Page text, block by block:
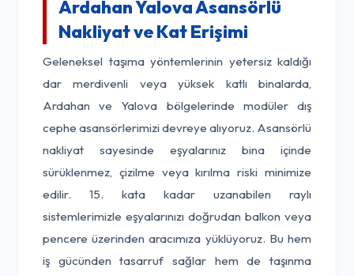
Ardahan Yalova Asansörlü
Nakliyat ve Kat Erişimi
Geleneksel taşıma yöntemlerinin yetersiz kaldığı
dar merdivenli veya yüksek katlı binalarda,
Ardahan ve Yalova bölgelerinde modüler dış
cephe asansörlerimizi devreye alıyoruz. Asansörlü
nakliyat sayesinde eşyalarınız bina içinde
sürüklenmez, çizilme veya kırılma riski minimize
edilir. 15. kata kadar uzanabilen raylı
sistemlerimizle eşyalarınızı doğrudan balkon veya
pencere üzerinden aracımıza yüklüyoruz. Bu hem
iş gücünden tasarruf sağlar hem de taşınma